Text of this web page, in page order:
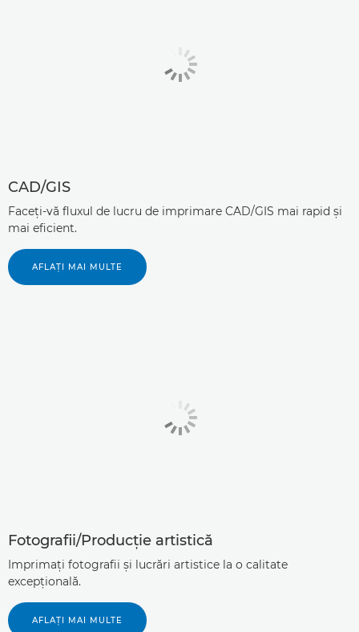
CAD/GIS
Faceţi-vă fluxul de lucru de imprimare CAD/GIS mai rapid şi
mai eficient.
AFLAŢI MAI MULTE
Fotografii/Producţie artistică
Imprimaţi fotografii şi lucrări artistice la o calitate
excepţională.
AFLAŢI MAI MULTE